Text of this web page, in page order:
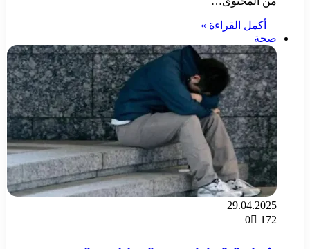
أكمل القراءة »
صحة
29.04.2025
0
172